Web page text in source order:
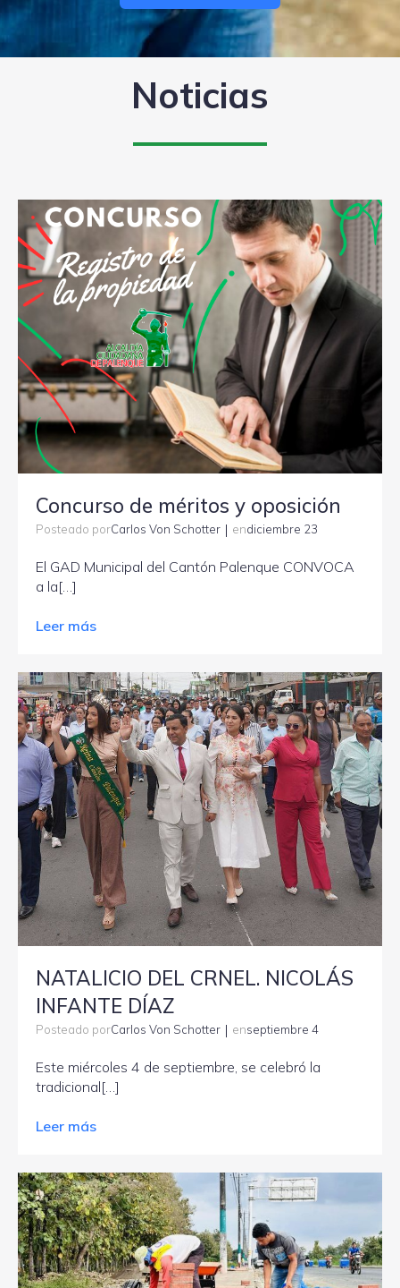
Noticias
Concurso de méritos y oposición
Posteado porCarlos Von Schotter | endiciembre 23
El GAD Municipal del Cantón Palenque CONVOCA
a la[…]
Leer más
NATALICIO DEL CRNEL. NICOLÁS
INFANTE DÍAZ
Posteado porCarlos Von Schotter | enseptiembre 4
Este miércoles 4 de septiembre, se celebró la
tradicional[…]
Leer más